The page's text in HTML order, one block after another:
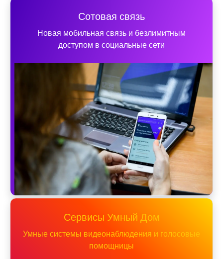
Сотовая связь
Новая мобильная связь и безлимитным
доступом в социальные сети
Сервисы Умный Дом
Умные системы видеонаблюдения и голосовые
помощницы